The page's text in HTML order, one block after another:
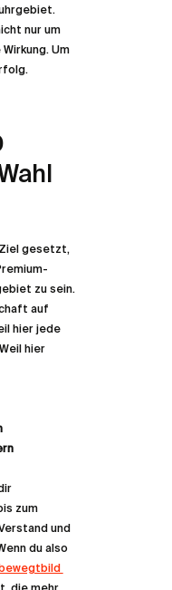
nur um
Um
Ziel gesetzt,
zu sein.
auf
hier jede
hier
zum
und
du also
bewegtbild